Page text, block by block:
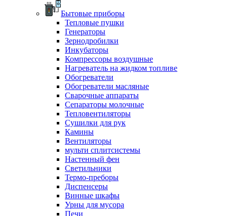
Бытовые приборы
Тепловые пушки
Генераторы
Зернодробилки
Инкубаторы
Компрессоры воздушные
Нагреватель на жидком топливе
Обогреватели
Обогреватели масляные
Сварочные аппараты
Сепараторы молочные
Тепловентиляторы
Сушилки для рук
Камины
Вентиляторы
мульти сплитсистемы
Настенный фен
Светильники
Термо-преборы
Диспенсеры
Винные шкафы
Урны для мусора
Печи